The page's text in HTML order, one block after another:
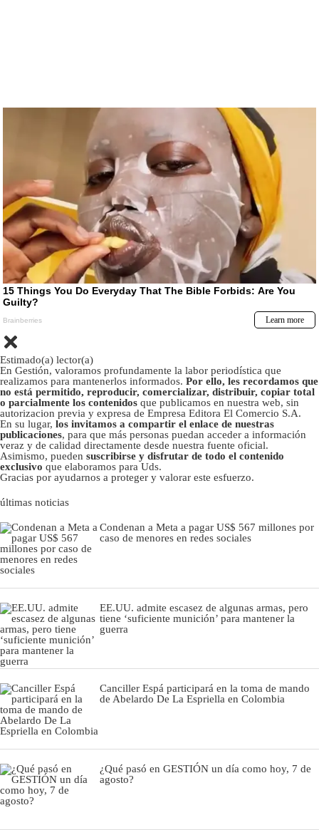
Estimado(a) lector(a)
En Gestión, valoramos profundamente la labor periodística que
realizamos para mantenerlos informados. Por ello, les recordamos que
no está permitido, reproducir, comercializar, distribuir, copiar total
o parcialmente los contenidos que publicamos en nuestra web, sin
autorizacion previa y expresa de Empresa Editora El Comercio S.A.
En su lugar, los invitamos a compartir el enlace de nuestras
publicaciones, para que más personas puedan acceder a información
veraz y de calidad directamente desde nuestra fuente oficial.
Asimismo, pueden suscribirse y disfrutar de todo el contenido
exclusivo que elaboramos para Uds.
Gracias por ayudarnos a proteger y valorar este esfuerzo.
últimas noticias
Condenan a Meta a pagar US$ 567 millones por
caso de menores en redes sociales
EE.UU. admite escasez de algunas armas, pero
tiene ‘suficiente munición’ para mantener la
guerra
Canciller Espá participará en la toma de mando
de Abelardo De La Espriella en Colombia
¿Qué pasó en GESTIÓN un día como hoy, 7 de
agosto?